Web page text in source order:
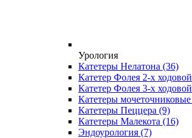
Урология
Катетеры Нелатона (36)
Катетер Фолея 2-х ходовой
Катетер Фолея 3-х ходовой
Катетеры мочеточниковые
Катетеры Пеццера (9)
Катетеры Малекота (16)
Эндоурология (7)